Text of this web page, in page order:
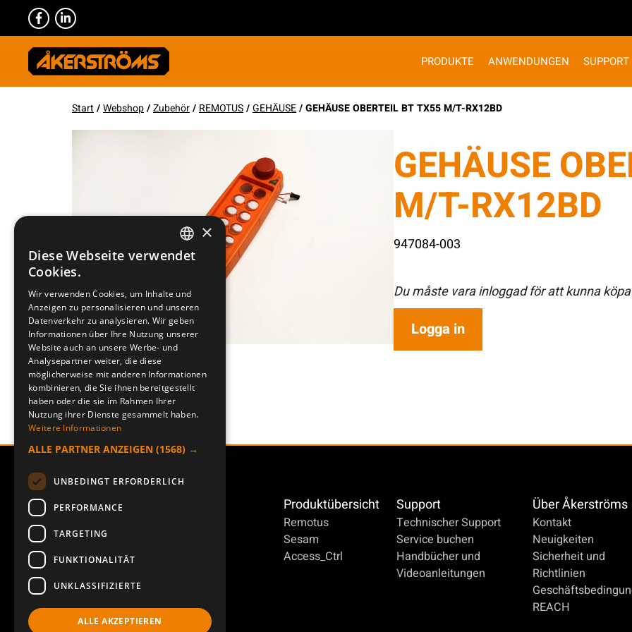
PRODUKTE ANWENDUNGEN SUPPORT
Start /Webshop/Zubehör/ REMOTUS/GEHÄUSE/ GEHÄUSE OBERTEIL BT TX55 M/T-RX12BD
GEHÄUSE
M/T-RX12BD
947084-003
Du måste vara inloggad för att kunna
Logga in
Produktübersicht
Remotus
Sesam
Access_Ctrl
Support
Technischer Support
Service buchen
Handbücher und
Videoanleitungen
Über Åkerströms
Kontakt
Neuigkeiten
Sicherheit und
Richtlinien
REACH
SWEDISH
DEUTSCH
×
Diese Webseite verwendet
Cookies.
Wir verwenden Cookies, um Inhalte und
Anzeigen zu personalisieren und unseren
Datenverkehr zu analysieren. Wir geben
Informationen über Ihre Nutzung unserer
Website auch an unsere Werbe- und
Analysepartner weiter, die diese
möglicherweise mit anderen Informationen
kombinieren, die Sie ihnen bereitgestellt
haben oder die sie im Rahmen Ihrer
Nutzung ihrer Dienste gesammelt haben.
Weitere Informationen
ALLE PARTNER ANZEIGEN (1568) →
UNBEDINGT ERFORDERLICH
PERFORMANCE
TARGETING
FUNKTIONALITÄT
UNKLASSIFIZIERTE
ALLE AKZEPTIEREN